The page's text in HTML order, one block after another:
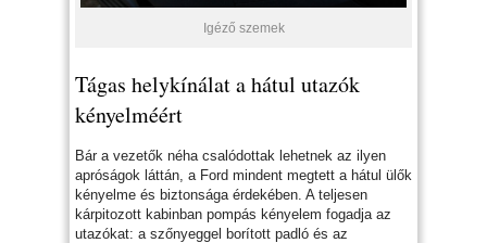
Igéző szemek
Tágas helykínálat a hátul utazók
kényelméért
Bár a vezetők néha csalódottak lehetnek az ilyen
apróságok láttán, a Ford mindent megtett a hátul ülők
kényelme és biztonsága érdekében. A teljesen
kárpitozott kabinban pompás kényelem fogadja az
utazókat: a szőnyeggel borított padló és az